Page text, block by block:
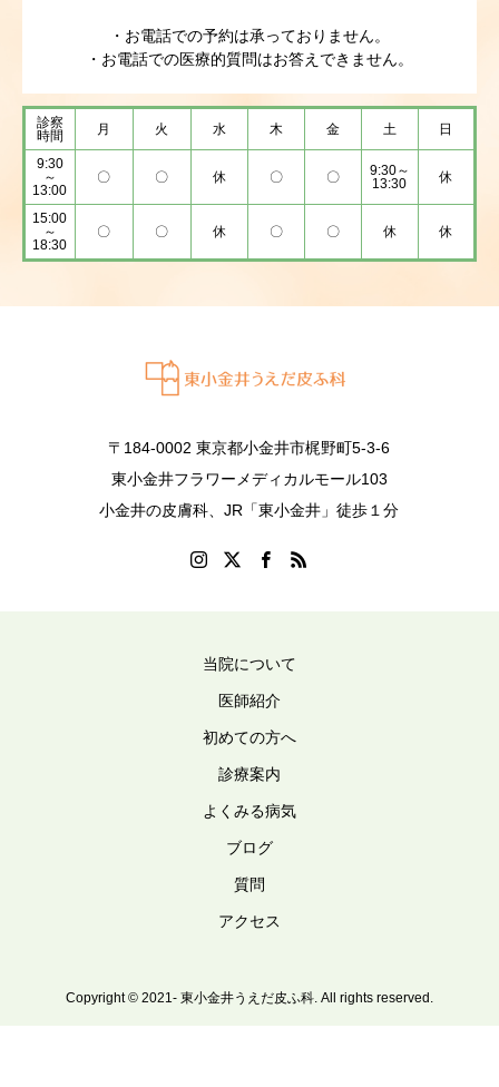
・お電話での予約は承っておりません。
・お電話での医療的質問はお答えできません。
診察
時間
月 火 水 木 金 土 日
9:30
～
13:00
〇 〇 休 〇 〇
9:30～
13:30
休
15:00
～
18:30
〇 〇 休 〇 〇 休 休
〒184-0002 東京都小金井市梶野町5-3-6
東小金井フラワーメディカルモール103
小金井の皮膚科、JR「東小金井」徒歩１分
当院について
医師紹介
初めての方へ
診療案内
よくみる病気
ブログ
質問
アクセス
Copyright © 2021- 東小金井うえだ皮ふ科. All rights reserved.